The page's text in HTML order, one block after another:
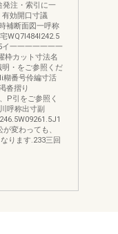
発注・索引に一
有効開口寸議
補断面図一呼称
WQ7I484I242.5
イ一一一一一一一
枠カット寸法名
・をご参照くだ
糊番号伶編寸活
沓摺り
P引をご参照く
呼称出寸副
変わっても、
ります.233三回